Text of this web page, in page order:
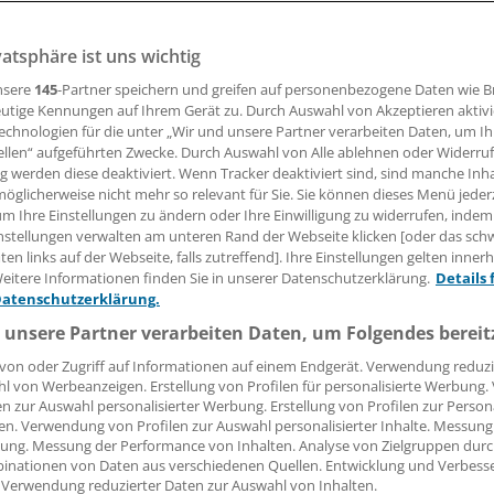
Schlingensiepen
05:00 Uhr
Bürgerinformation zeigen die Ärztekammer und
Vereinigung in Westfalen-Lippe Flagge. Sie positionieren
der Ärzteschaft, sondern auch als
wenn es um Fragen der Gesundheitsversorgung
der Menschen wächst rapide, doch oft genug
einer Flut von Fakten. Es ist gut, dass Ärzte bei dieser
das Feld nicht allein anderen Anbietern überlassen.
ist uns wichtig
145-Partner speichern und greifen auf personenbezogene Daten wie
Kennungen auf Ihrem Gerät zu. Durch Auswahl von Akzeptieren
für die unter „Wir und unsere Partner verarbeiten Daten, um
aufgeführten Zwecke. Durch Auswahl von Alle ablehnen oder
werden diese deaktiviert. Wenn Tracker deaktiviert sind, sind manche
nicht mehr so relevant für Sie. Sie können dieses Menü
Ihre Einstellungen zu ändern oder Ihre Einwilligung zu widerrufen,
verwalten am unteren Rand der Webseite klicken [oder das
links auf der Webseite, falls zutreffend]. Ihre Einstellungen gelten
Informationen finden Sie in unserer Datenschutzerklärung. Details
Partner verarbeiten Daten, um Folgendes
oder Zugriff auf Informationen auf einem Endgerät. Verwendung
von Werbeanzeigen. Erstellung von Profilen für personalisierte
zur Auswahl personalisierter Werbung. Erstellung von Profilen zur
Verwendung von Profilen zur Auswahl personalisierter Inhalte.
Messung der Performance von Inhalten. Analyse von Zielgruppen
von Daten aus verschiedenen Quellen. Entwicklung und
reduzierter Daten zur Auswahl von Inhalten.